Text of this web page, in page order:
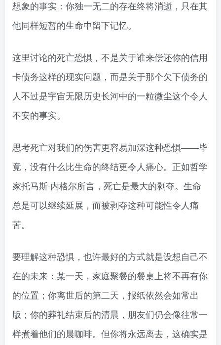
想象的事实：你独一无二的存在终将消逝，只在其
他同样短暂的生命中留下记忆。
这里讨论的死亡恐惧，不是关于谁来偿还你的信用
卡债务这样的现实问题，而是关于那个欠下债务的
人不过是宇宙无限历史长河中的一粒微尘这个令人
不安的事实。
思考死亡对我们的伤害更容易加深这种恐惧——毕
竟，没有什么比生命的终结更令人痛心。正如哲学
家托马斯·内格尔所言，死亡是最大的剥夺。生命
总是可以继续延展，而被剥夺这种可能性令人痛
苦。
要理解这种恐惧，也许最好的方式就是设想自己不
在的未来：某一天，家庭聚餐的餐桌上将不再有你
的位置；你离世后的第二天，报纸依然会如常出
版；你的葬礼结束后的清晨，朋友们仍会像往常一
样煮着他们的晨咖啡。但你将永远离去，这确实是